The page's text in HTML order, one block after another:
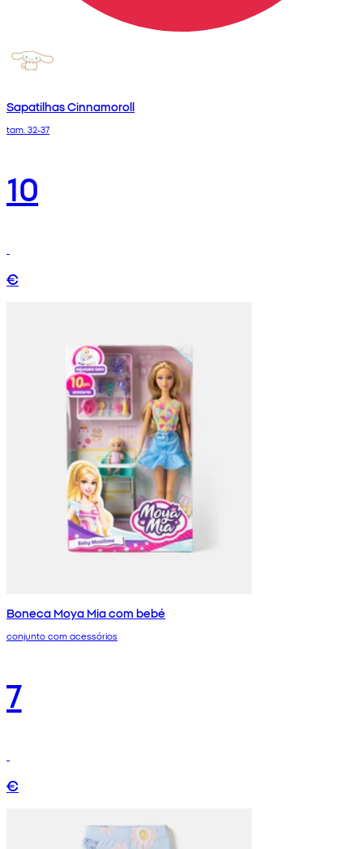
Sapatilhas Cinnamoroll
tam. 32-37
10
€
Boneca Moya Mia com bebé
conjunto com acessórios
7
€